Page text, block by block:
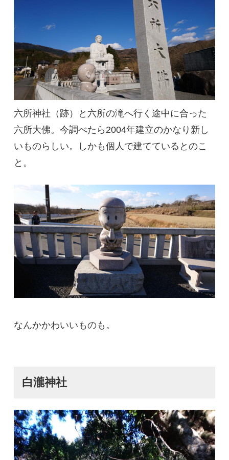
六所神社（跡）と六所の滝へ行く途中に合った
六所大佛。今調べたら2004年建立のかなり新し
いものらしい。しかも個人で建てているとのこ
と。
なんかかわいいものも。
白瀧神社